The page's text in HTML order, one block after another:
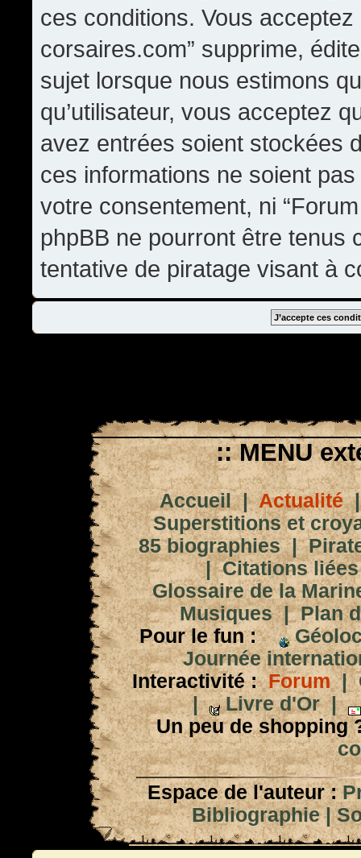
ces conditions. Vous
corsaires.com” supprime,
sujet lorsque nous estimons
qu’utilisateur, vous acceptez
avez entrées soient stockées
ces informations ne soient
votre consentement, ni
phpBB ne pourront être tenus
tentative de piratage visant à
:: MENU
Accueil|Actualité
Superstitions et
85 biographies|
|Citations
Glossaire de la
Musiques|Plan
Pour le fun :
Journée
Interactivité : Forum|
|
Livre d'Or|
Un peu de shopping
Espace de l'auteur :
Bibliographie|